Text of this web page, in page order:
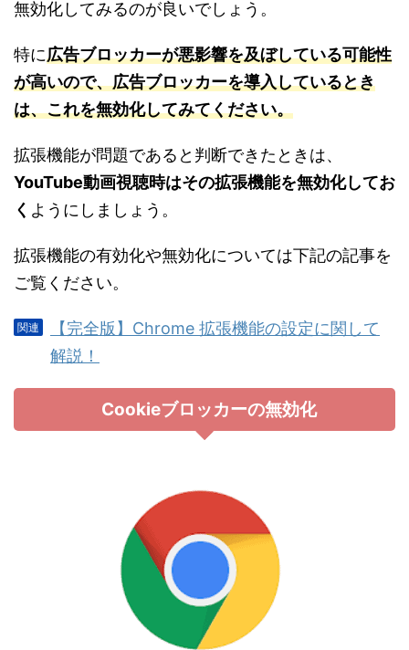
無効化してみるのが良いでしょう。
特に広告ブロッカーが悪影響を及ぼしている可能性
が高いので、広告ブロッカーを導入しているとき
は、これを無効化してみてください。
拡張機能が問題であると判断できたときは、
YouTube動画視聴時はその拡張機能を無効化してお
く ようにしましょう。
拡張機能の有効化や無効化については下記の記事を
ご覧ください。
【完全版】Chrome 拡張機能の設定に関して
解説！
Cookieブロッカーの無効化